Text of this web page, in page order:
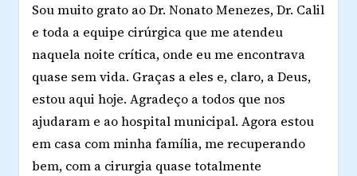
Sou muito grato ao Dr. Nonato Menezes, Dr. Calil
e toda a equipe cirúrgica que me atendeu
naquela noite crítica, onde eu me encontrava
quase sem vida. Graças a eles e, claro, a Deus,
estou aqui hoje. Agradeço a todos que nos
ajudaram e ao hospital municipal. Agora estou
em casa com minha família, me recuperando
bem, com a cirurgia quase totalmente